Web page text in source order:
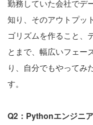
勤務していた会社でデ
知り、そのアウトプッ
ゴリズムを作ること、
とまで、幅広いフェー
り、自分でもやってみ
す。
Q2：Pythonエンジニ